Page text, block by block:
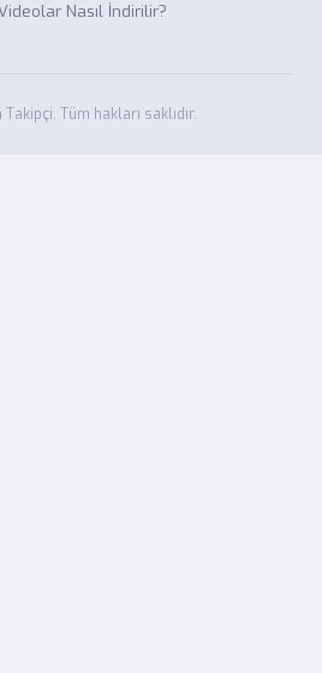
Nasıl İndirilir?
Tüm hakları saklıdır.